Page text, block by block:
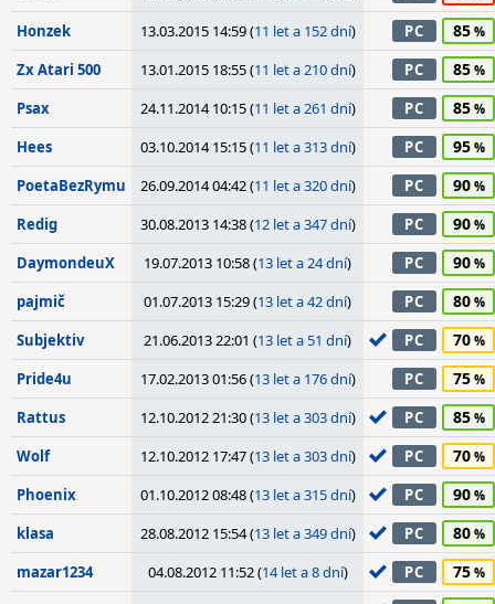
Honzek 13.03.2015 14:59 (11 let a 152 dní) PC 85
Zx Atari 500 13.01.2015 18:55 (11 let a 210 dní) PC 85
Psax 24.11.2014 10:15 (11 let a 261 dní) PC 85
Hees 03.10.2014 15:15 (11 let a 313 dní) PC 95
PoetaBezRymu 26.09.2014 04:42 (11 let a 320 dní) PC 90
Redig 30.08.2013 14:38 (12 let a 347 dní) PC 90
DaymondeuX 19.07.2013 10:58 (13 let a 24 dní) PC 90
pajmič 01.07.2013 15:29 (13 let a 42 dní) PC 80
Subjektiv 21.06.2013 22:01 (13 let a 51 dní) PC 70
Pride4u 17.02.2013 01:56 (13 let a 176 dní) PC 75
Rattus 12.10.2012 21:30 (13 let a 303 dní) PC 85
Wolf 12.10.2012 17:47 (13 let a 303 dní) PC 70
Phoenix 01.10.2012 08:48 (13 let a 315 dní) PC 90
klasa 28.08.2012 15:54 (13 let a 349 dní) PC 80
mazar1234 04.08.2012 11:52 (14 let a 8 dní) PC 75